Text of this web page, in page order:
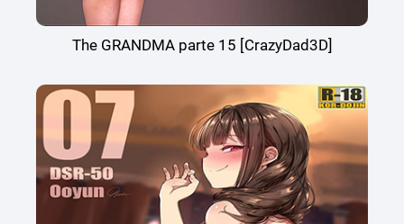
The GRANDMA parte 15 [CrazyDad3D]